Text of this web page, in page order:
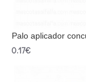
Palo aplicador
0.17€